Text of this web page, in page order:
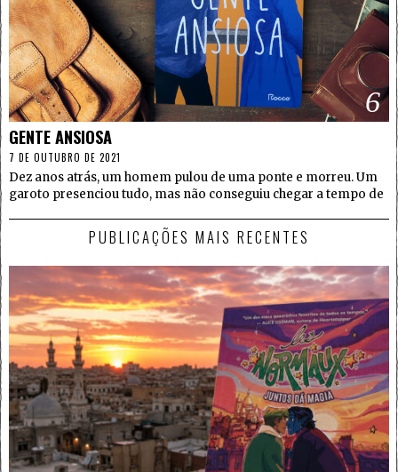
6
GENTE ANSIOSA
7 DE OUTUBRO DE 2021
Dez anos atrás, um homem pulou de uma ponte e morreu. Um
garoto presenciou tudo, mas não conseguiu chegar a tempo de
PUBLICAÇÕES MAIS RECENTES